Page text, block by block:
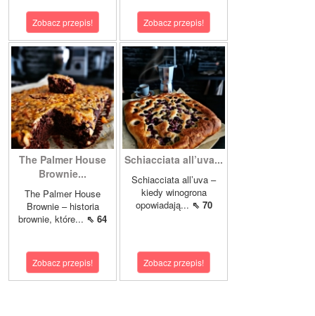
Zobacz przepis! Zobacz przepis!
The Palmer House
Brownie...
The Palmer House
Brownie – historia
brownie, które... ⇖ 64
Zobacz przepis!
Schiacciata all’uva...
Schiacciata all’uva –
kiedy winogrona
opowiadają... ⇖ 70
Zobacz przepis!